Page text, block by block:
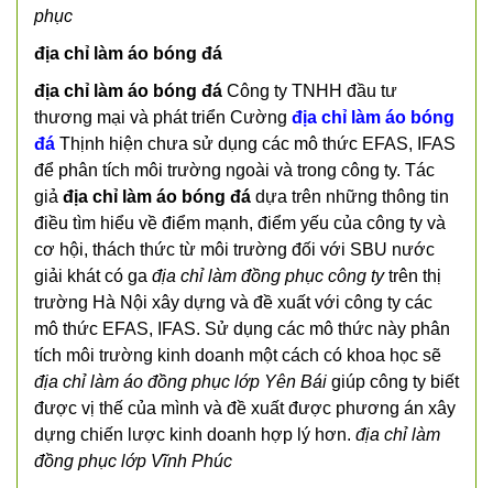
phục
địa chỉ làm áo bóng đá
địa chỉ làm áo bóng đá Công ty TNHH đầu tư
thương mại và phát triển Cường địa chỉ làm áo bóng
đá Thịnh hiện chưa sử dụng các mô thức EFAS, IFAS
để phân tích môi trường ngoài và trong công ty. Tác
giả địa chỉ làm áo bóng đá dựa trên những thông tin
điều tìm hiểu về điểm mạnh, điểm yếu của công ty và
cơ hội, thách thức từ môi trường đối với SBU nước
giải khát có ga địa chỉ làm đồng phục công tytrên thị
trường Hà Nội xây dựng và đề xuất với công ty các
mô thức EFAS, IFAS. Sử dụng các mô thức này phân
tích môi trường kinh doanh một cách có khoa học sẽ
địa chỉ làm áo đồng phục lớp Yên Bái giúp công ty biết
được vị thế của mình và đề xuất được phương án xây
dựng chiến lược kinh doanh hợp lý hơn. địa chỉ làm
đồng phục lớp Vĩnh Phúc